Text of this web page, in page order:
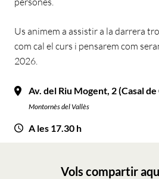
Us animem a assistir a la darrera
com cal el curs i pensarem com
2026.
Av. del Riu Mogent, 2 (Casal
Montornès del Vallès
A les 17.30 h
Vols compartir